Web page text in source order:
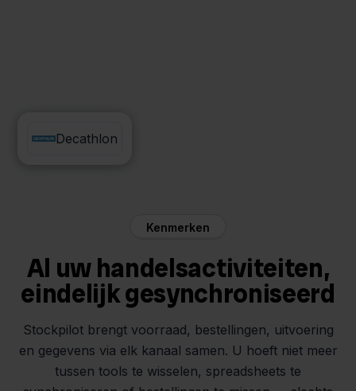
REST API
Decathlon
Kenmerken
Al uw handelsactiviteiten,
eindelijk gesynchroniseerd
Stockpilot brengt voorraad, bestellingen, uitvoering
en gegevens via elk kanaal samen. U hoeft niet meer
tussen tools te wisselen, spreadsheets te